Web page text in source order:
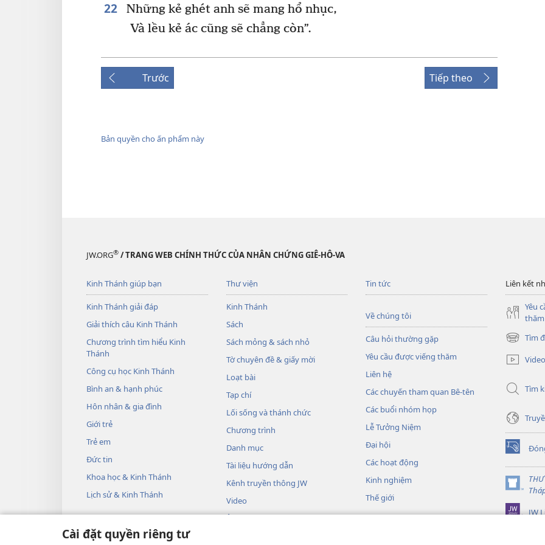
Cài đặt quyền riêng tư
22
Những kẻ ghét anh sẽ mang hổ nhục,
Và lều kẻ ác cũng sẽ chẳng còn”.
Trước Tiếp theo
Bản quyền cho ấn phẩm này
JW.ORG® / TRANG WEB CHÍNH THỨC CỦA NHÂN CHỨNG GIÊ-HÔ-VA
Kinh Thánh giúp bạn
Kinh Thánh giải đáp
Giải thích câu Kinh Thánh
Chương trình tìm hiểu Kinh
Thánh
Công cụ học Kinh Thánh
Bình an & hạnh phúc
Hôn nhân & gia đình
Giới trẻ
Trẻ em
Đức tin
Khoa học & Kinh Thánh
Lịch sử & Kinh Thánh
Thư viện
Kinh Thánh
Sách
Sách mỏng & sách nhỏ
Tờ chuyên đề & giấy mời
Loạt bài
Tạp chí
Lối sống và thánh chức
Chương trình
Danh mục
Tài liệu hướng dẫn
Kênh truyền thông JW
Video
Âm nhạc
Tin tức
Về chúng tôi
Câu hỏi thường gặp
Yêu cầu được viếng thăm
Liên hệ
Các chuyến tham quan Bê-tên
Các buổi nhóm họp
Lễ Tưởng Niệm
Đại hội
Các hoạt động
Kinh nghiệm
Thế giới
Liên kết
Yêu
thăm
Tìm
(mở
cửa
sổ
Video
Tìm
(mở
cửa
sổ
mới)
(mở
cửa
sổ
JW